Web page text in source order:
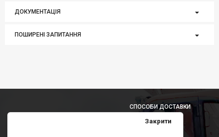
Закрити
ДОКУМЕНТАЦІЯ
ПОШИРЕНІ ЗАПИТАННЯ
СПОСОБИ ДОСТАВКИ